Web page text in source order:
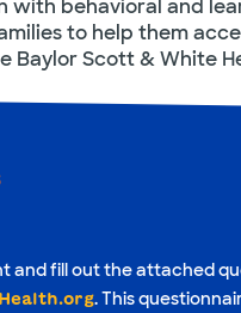
with behavioral and
to help them
Baylor Scott & White
and fill out the attached
. This